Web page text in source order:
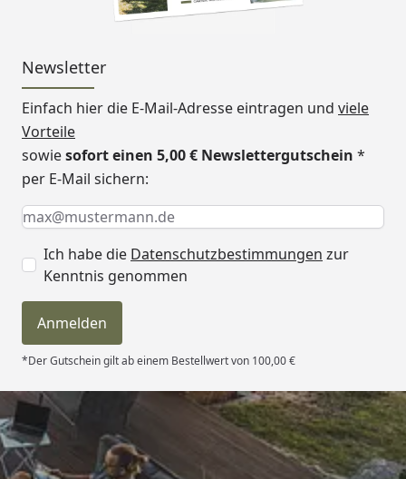
Newsletter
Einfach hier die E-Mail-Adresse eintragen und viele
Vorteile
sowiesofort einen 5,00 € Newslettergutschein *
per E-Mail sichern:
Keine Eingabe erforderlich
Eingabe erforderlich
E-Mail *
Ich habe die Datenschutzbestimmungen zur
Kenntnis genommen
Anmelden
*Der Gutschein gilt ab einem Bestellwert von 100,00 €
Trusted Shops